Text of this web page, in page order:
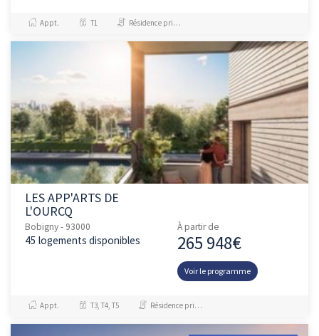
complémentaires, prenez
contact avec nous !
Appt. T1 Résidence principale / PTZ
LES APP'ARTS DE
L'OURCQ
Bobigny - 93000
45 logements disponibles
À partir de
265 948€
Voir le programme
Appt. T3, T4, T5 Résidence principale / PTZ, Investissement et Défiscalisation